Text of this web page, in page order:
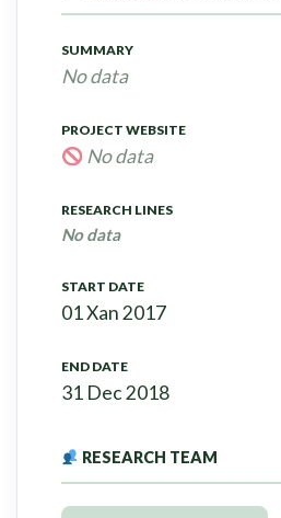
SUMMARY
No data
PROJECT WEBSITE
No data
RESEARCH LINES
No data
START DATE
01 Xan 2017
END DATE
31 Dec 2018
RESEARCH TEAM